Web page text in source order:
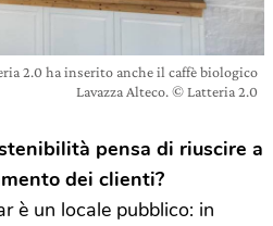
2.0 ha inserito anche il caffè biologico
Lavazza Alteco. © Latteria 2.0
pensa di riuscire a
dei clienti?
è un locale pubblico: in